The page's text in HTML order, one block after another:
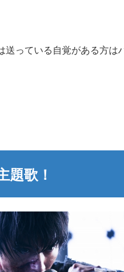
っている自覚がある方は
題歌！